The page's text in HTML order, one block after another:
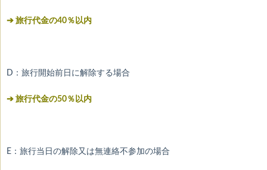
➔ 旅行代金の40％以内
D：旅行開始前日に解除する場合
➔ 旅行代金の50％以内
E：旅行当日の解除又は無連絡不参加の場合